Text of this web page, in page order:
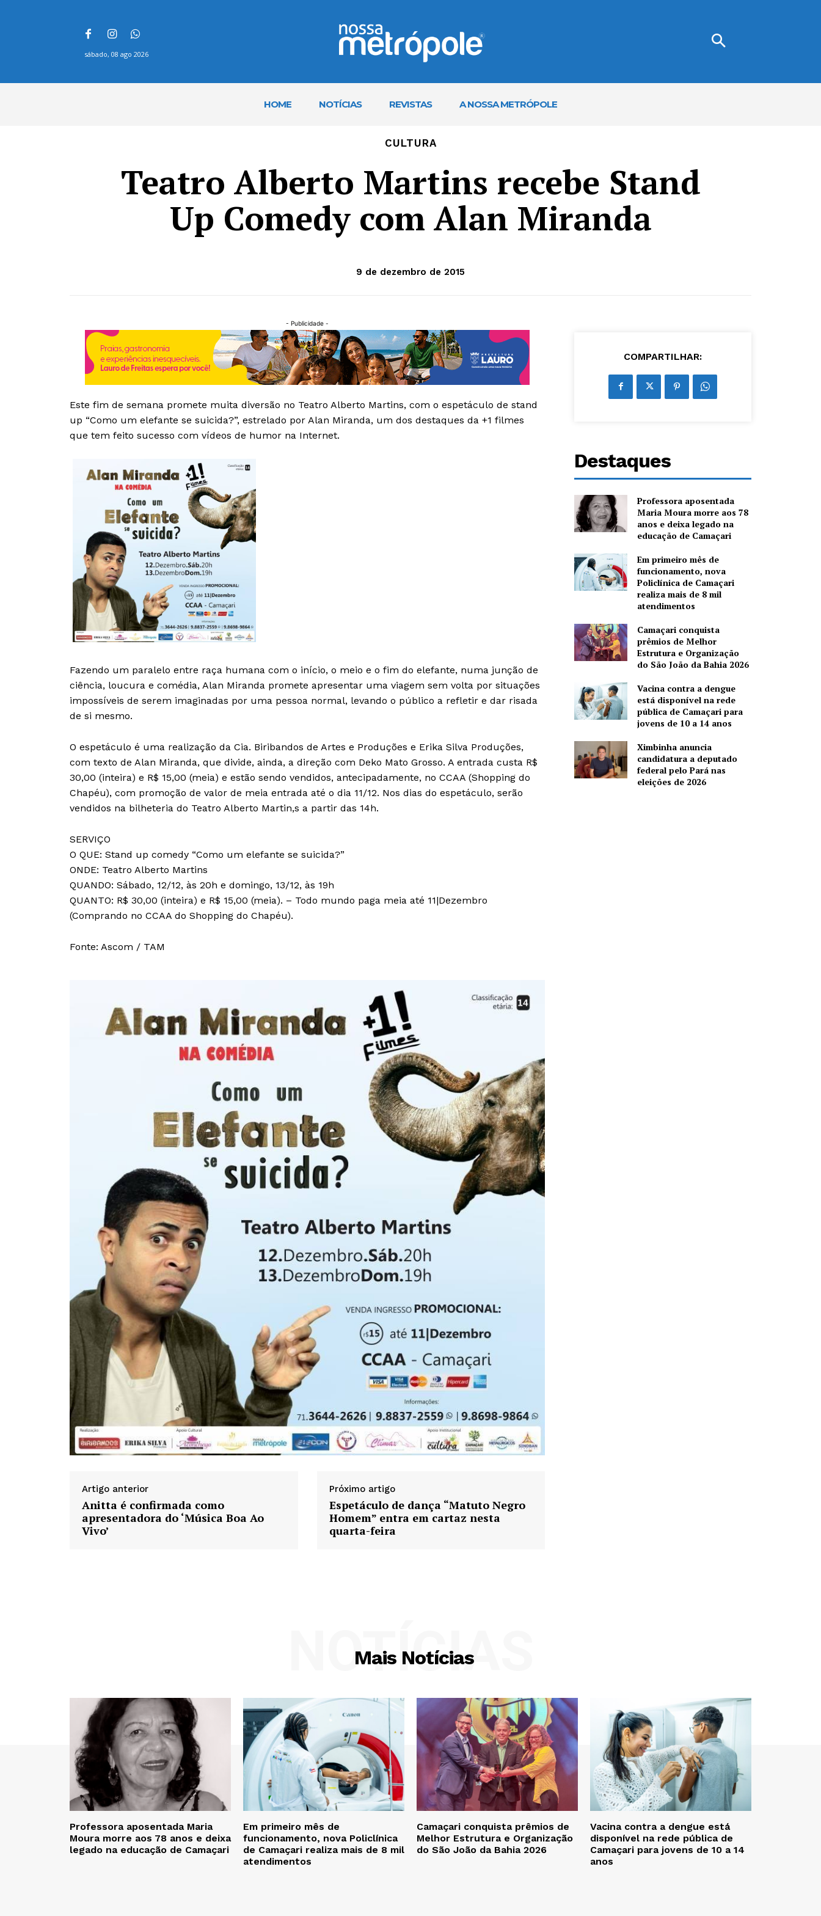
sábado, 08 ago 2026
HOME NOTÍCIAS REVISTAS A NOSSA METRÓPOLE
CULTURA
Teatro Alberto Martins recebe Stand
Up Comedy com Alan Miranda
9 de dezembro de 2015
- Publicidade -
Este fim de semana promete muita diversão no Teatro Alberto Martins, com o espetáculo de stand
up “Como um elefante se suicida?”, estrelado por Alan Miranda, um dos destaques da +1 filmes
que tem feito sucesso com vídeos de humor na Internet.
Fazendo um paralelo entre raça humana com o início, o meio e o fim do elefante, numa junção de
ciência, loucura e comédia, Alan Miranda promete apresentar uma viagem sem volta por situações
impossíveis de serem imaginadas por uma pessoa normal, levando o público a refletir e dar risada
de si mesmo.
O espetáculo é uma realização da Cia. Biribandos de Artes e Produções e Erika Silva Produções,
com texto de Alan Miranda, que divide, ainda, a direção com Deko Mato Grosso. A entrada custa R$
30,00 (inteira) e R$ 15,00 (meia) e estão sendo vendidos, antecipadamente, no CCAA (Shopping do
Chapéu), com promoção de valor de meia entrada até o dia 11/12. Nos dias do espetáculo, serão
vendidos na bilheteria do Teatro Alberto Martin,s a partir das 14h.
SERVIÇO
O QUE: Stand up comedy “Como um elefante se suicida?”
ONDE: Teatro Alberto Martins
QUANDO: Sábado, 12/12, às 20h e domingo, 13/12, às 19h
QUANTO: R$ 30,00 (inteira) e R$ 15,00 (meia). – Todo mundo paga meia até 11|Dezembro
(Comprando no CCAA do Shopping do Chapéu).
Fonte: Ascom / TAM
Artigo anterior
Anitta é confirmada como
apresentadora do ‘Música Boa Ao
Vivo’
Próximo artigo
Espetáculo de dança “Matuto Negro
Homem” entra em cartaz nesta
quarta-feira
COMPARTILHAR:
Destaques
Professora aposentada
Maria Moura morre aos 78
anos e deixa legado na
educação de Camaçari
Em primeiro mês de
funcionamento, nova
Policlínica de Camaçari
realiza mais de 8 mil
atendimentos
Camaçari conquista
prêmios de Melhor
Estrutura e Organização
do São João da Bahia 2026
Vacina contra a dengue
está disponível na rede
pública de Camaçari para
jovens de 10 a 14 anos
Ximbinha anuncia
candidatura a deputado
federal pelo Pará nas
eleições de 2026
Mais Notícias
NOTÍCIAS
Professora aposentada Maria
Moura morre aos 78 anos e deixa
legado na educação de Camaçari
Em primeiro mês de
funcionamento, nova Policlínica
de Camaçari realiza mais de 8 mil
atendimentos
Camaçari conquista prêmios de
Melhor Estrutura e Organização
do São João da Bahia 2026
Vacina contra a dengue está
disponível na rede pública de
Camaçari para jovens de 10 a 14
anos